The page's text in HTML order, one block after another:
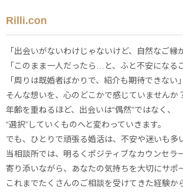
Rilli.con
「出会いがないわけじゃないけど、自然なご縁
「このまま一人だったら…と、ふと不安になる
「周りは既婚者ばかりで、紹介も期待できない」
そんな想いを、心のどこかで感じていませんか
年齢を重ねるほど、出会いは“偶然”ではなく、
“選択”していくものへと変わっていきます。
でも、ひとりで頑張る婚活は、不安や迷いも多
当相談所では、明るくポジティブなカウンセラ
寄り添いながら、あなたの気持ちを大切にサポ
これまでたくさんのご相談を受けてきた経験か